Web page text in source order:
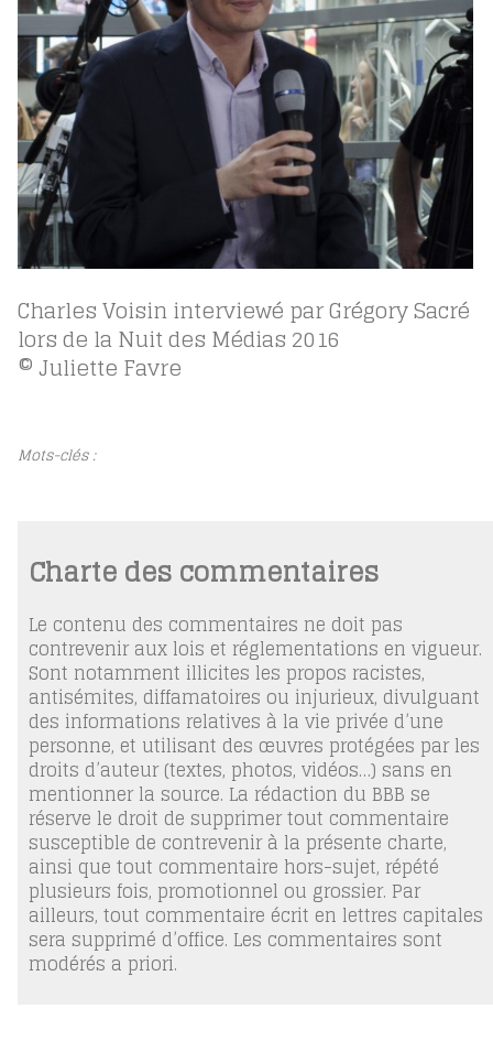
Charles Voisin interviewé par Grégory Sacré
lors de la Nuit des Médias 2016
© Juliette Favre
Mots-clés :
Charte des commentaires
Le contenu des commentaires ne doit pas
contrevenir aux lois et réglementations en vigueur.
Sont notamment illicites les propos racistes,
antisémites, diffamatoires ou injurieux, divulguant
des informations relatives à la vie privée d’une
personne, et utilisant des œuvres protégées par les
droits d’auteur (textes, photos, vidéos…) sans en
mentionner la source. La rédaction du BBB se
réserve le droit de supprimer tout commentaire
susceptible de contrevenir à la présente charte,
ainsi que tout commentaire hors-sujet, répété
plusieurs fois, promotionnel ou grossier. Par
ailleurs, tout commentaire écrit en lettres capitales
sera supprimé d’office. Les commentaires sont
modérés a priori.